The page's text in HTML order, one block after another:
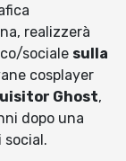
realizzerà
sociale sulla
cosplayer
Ghost,
dopo una